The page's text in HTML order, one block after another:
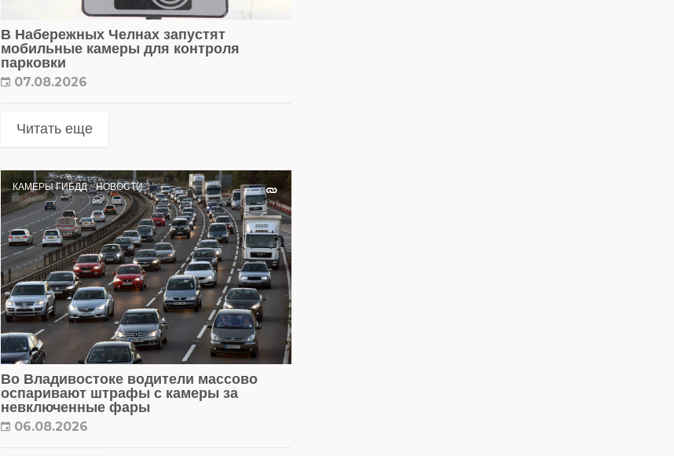
В Набережных Челнах запустят
мобильные камеры для контроля
парковки
07.08.2026
Читать еще
КАМЕРЫ ГИБДД НОВОСТИ
Во Владивостоке водители массово
оспаривают штрафы с камеры за
невключенные фары
06.08.2026